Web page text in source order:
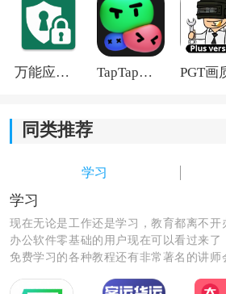
《浙农云》软件特色：
1)软件通过丰富的课程和资讯文章
植和农田管理的知识，提高农作物
2)可以查看到各种与农业相关的资
情况和农作物种植技巧。
万能应用隐藏 TapTap国际版2026
同类推荐
学习
学习
现在无论是工作还是学习，教育都离不
办公软件零基础的用户现在可以看过来
免费学习的各种教程还有非常著名的讲